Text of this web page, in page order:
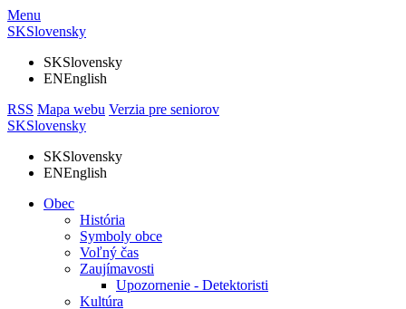
Menu
SKSlovensky
SKSlovensky
ENEnglish
RSS Mapa webu Verzia pre seniorov
SKSlovensky
SKSlovensky
ENEnglish
Obec
História
Symboly obce
Voľný čas
Zaujímavosti
Upozornenie - Detektoristi
Kultúra